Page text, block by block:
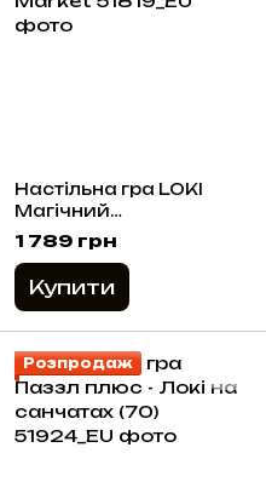
Настільна гра LOKI
Магічний
ярмарок/Magic
1 789 грн
Купити
Розпродаж